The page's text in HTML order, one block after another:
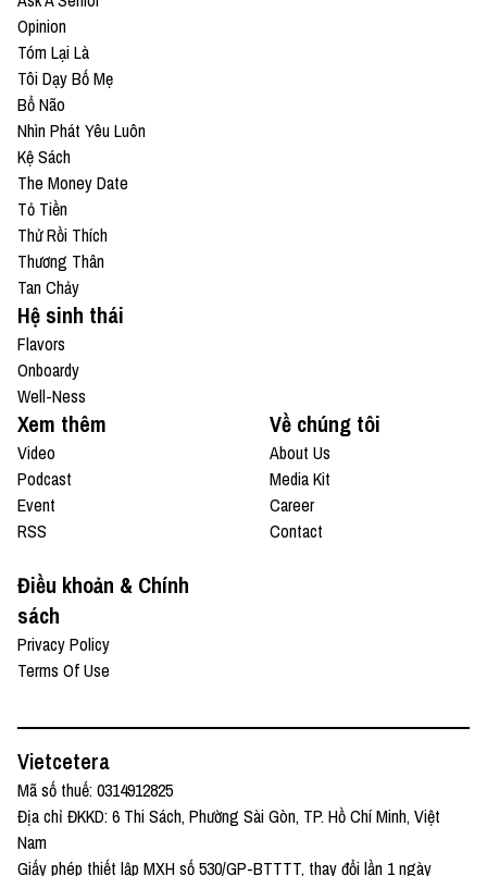
Opinion
Tóm Lại Là
Tôi Dạy Bố Mẹ
Bổ Não
Nhìn Phát Yêu Luôn
Kệ Sách
The Money Date
Tỏ Tiền
Thử Rồi Thích
Thương Thân
Tan Chảy
Hệ sinh thái
Flavors
Onboardy
Well-Ness
Xem thêm
Video
Podcast
Event
RSS
Về chúng tôi
About Us
Media Kit
Career
Contact
Điều khoản & Chính
sách
Privacy Policy
Terms Of Use
Vietcetera
Mã số thuế: 0314912825
Địa chỉ ĐKKD: 6 Thi Sách, Phường Sài Gòn, TP. Hồ Chí Minh, Việt
Nam
Giấy phép thiết lập MXH số 530/GP-BTTTT, thay đổi lần 1 ngày